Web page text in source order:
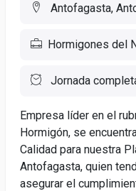
Antofagasta,
Hormigones del
Jornada
Empresa líder en el
Hormigón, se
Calidad para nuestra
Antofagasta, quien
asegurar el